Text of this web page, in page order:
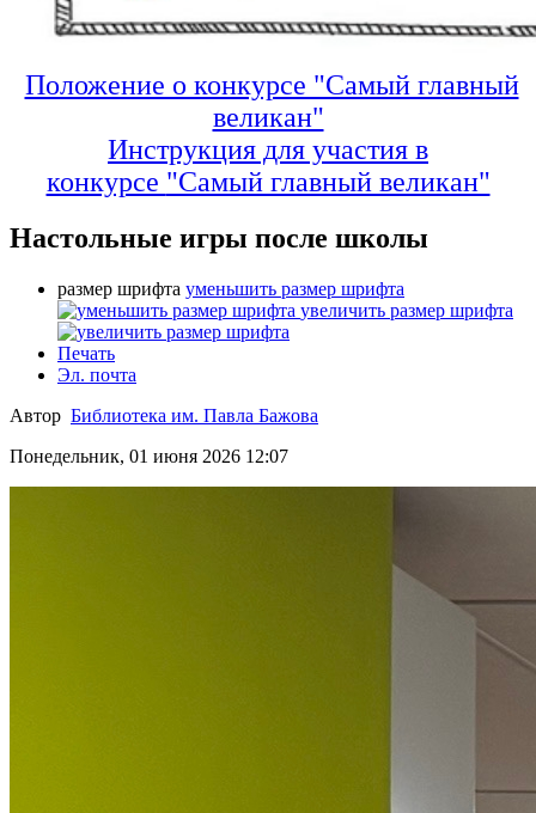
Положение о конкурсе "Самый главный
великан"
Инструкция для участия в
конкурсе "Самый главный великан"
Настольные игры после школы
размер шрифта уменьшить размер шрифта
увеличить размер шрифта
Печать
Эл. почта
Автор Библиотека им. Павла Бажова
Понедельник, 01 июня 2026 12:07